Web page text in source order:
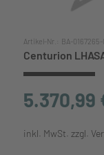
Artikel-Nr.: BA-
Centurion
5.370,99
inkl. MwSt. zzgl.